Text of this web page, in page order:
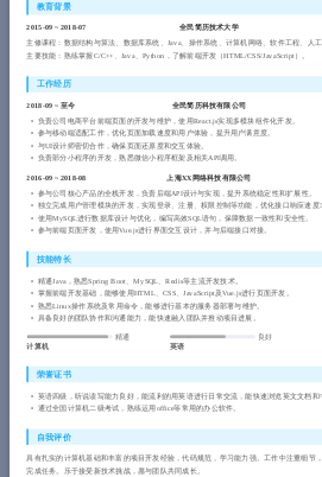
教育背景
2015-09 ~ 2018-07 全民简历技术大学
主修课程：数据结构与算法、数据库系统、Java、操作系统、计算机网络、软件工程、人工
主要技能：熟练掌握C/C++、Java、Python，了解前端开发（HTML/CSS/JavaScript）。
工作经历
2018-09 ~ 至今 全民简历科技有限公司
负责公司电商平台前端页面的开发与维护，使用React.js实现多模块组件化开发。
参与移动端适配工作，优化页面加载速度和用户体验，提升用户满意度。
与UI设计师密切合作，确保页面还原度和交互体验。
负责部分小程序的开发，熟悉微信小程序框架及相关API调用。
2016-09 ~ 2018-08 上海XX网络科技有限公司
参与公司核心产品的全栈开发，负责后端API设计与实现，提升系统稳定性和扩展性。
独立完成用户管理模块的开发，实现登录、注册、权限控制等功能，优化接口响应速度
使用MySQL进行数据库设计与优化，编写高效SQL语句，保障数据一致性和安全性。
参与前端页面开发，使用Vue.js进行界面交互设计，并与后端接口对接。
技能特长
精通Java，熟悉Spring Boot、MySQL、Redis等主流开发技术。
掌握前端开发基础，能够使用HTML、CSS、JavaScript及Vue.js进行页面开发。
熟悉Linux操作系统及常用命令，能够进行基本的服务器部署与维护。
具备良好的团队协作和沟通能力，能快速融入团队并推动项目进展。
计算机
精通
英语
良好
荣誉证书
英语四级，听说读写能力良好，能流利的用英语进行日常交流，能快速浏览英文文档和
通过全国计算机二级考试，熟练运用office等常用的办公软件。
自我评价
具有扎实的计算机基础和丰富的项目开发经验，代码规范，学习能力强。工作中注重细节
完成任务。乐于接受新技术挑战，愿与团队共同成长。